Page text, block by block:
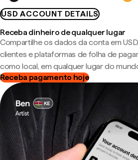
USD ACCOUNT DETAILS
Receba dinheiro de qualquer lugar
Compartilhe os dados da conta em
clientes e plataformas de folha de
como local, em qualquer lugar do
Receba pagamento hoje